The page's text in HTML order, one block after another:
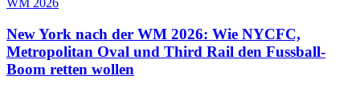
WM 2026
New York nach der WM 2026: Wie NYCFC,
Metropolitan Oval und Third Rail den Fussball-
Boom retten wollen